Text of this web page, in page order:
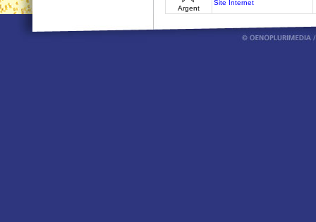
Argent
Site Internet